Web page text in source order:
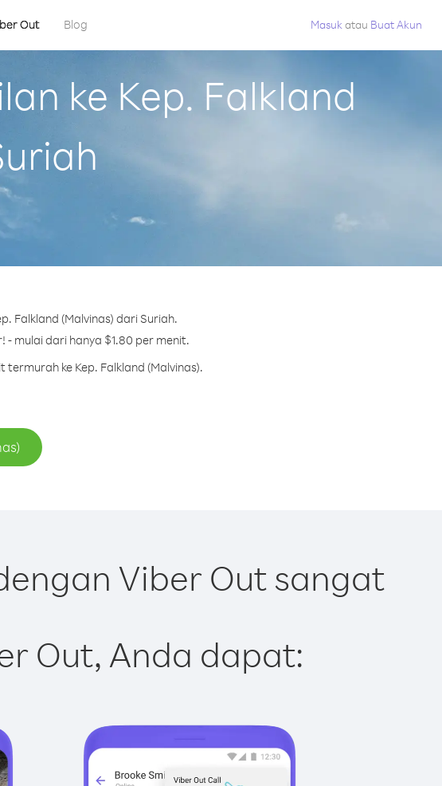
Out Blog Masuk atau Buat Akun
ke Kep. Falkland
Falkland (Malvinas) dari Suriah.
- mulai dari hanya $1.80 per menit.
ke Kep. Falkland (Malvinas).
Viber Out sangat
Out, Anda dapat: